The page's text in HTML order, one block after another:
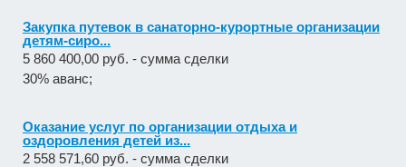
Закупка путевок в санаторно-курортные организации
детям-сиро...
5 860 400,00 руб. - сумма сделки
30% аванс;
Оказание услуг по организации отдыха и
оздоровления детей из...
2 558 571,60 руб. - сумма сделки